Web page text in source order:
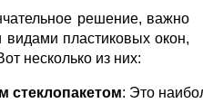
решение, важно
пластиковых окон,
несколько из них:
стеклопакетом: Это